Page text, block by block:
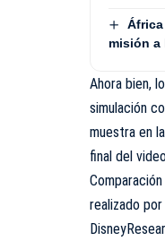
África
misión a
Ahora bien,
simulación
muestra en
final del
realizado